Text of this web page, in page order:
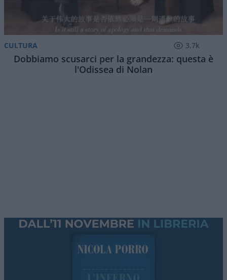
CULTURA 3.7k
Dobbiamo scusarci per la grandezza: questa è
l'Odissea di Nolan